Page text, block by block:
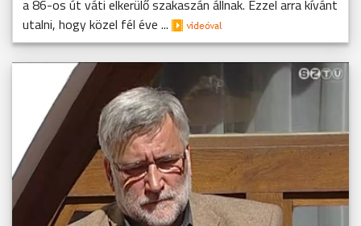
a 86-os út váti elkerülő szakaszán állnak. Ezzel arra kívánt
utalni, hogy közel fél éve ...